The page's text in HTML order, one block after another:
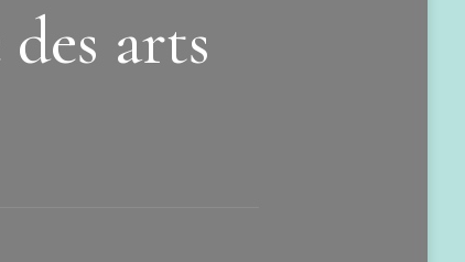
arts